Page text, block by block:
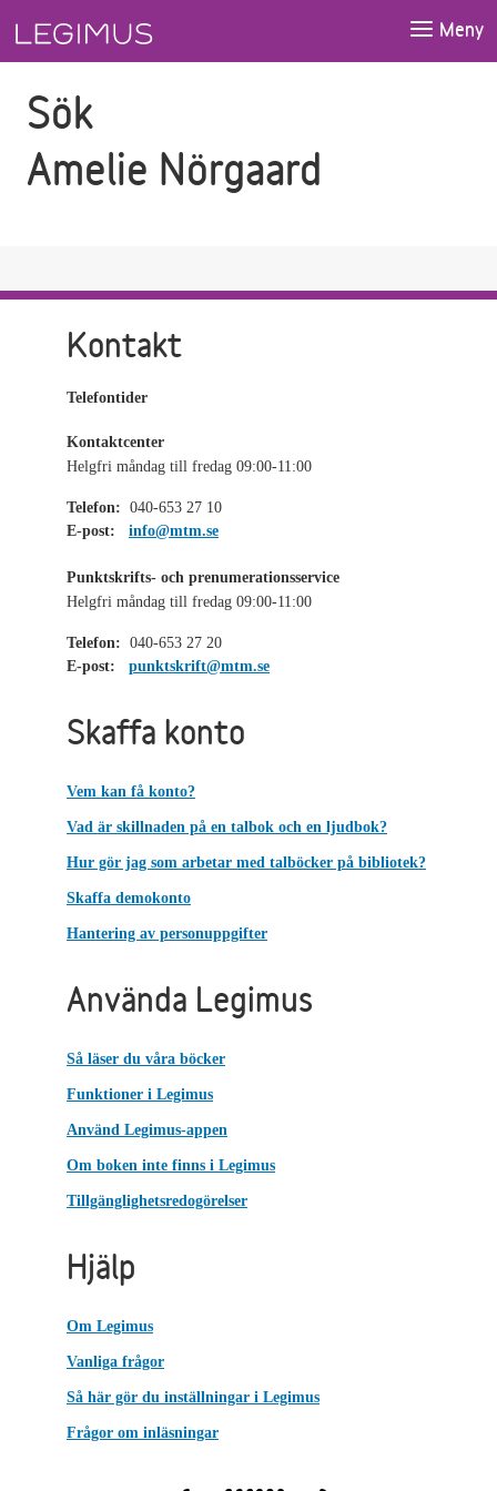
Meny
Sök
Amelie Nörgaard
Kontakt
Telefontider
Kontaktcenter
Helgfri måndag till fredag 09:00-11:00
Telefon: 040-653 27 10
E-post:
info@mtm.se
Punktskrifts- och prenumerationsservice
Helgfri måndag till fredag 09:00-11:00
Telefon: 040-653 27 20
E-post:
punktskrift@mtm.se
Skaffa konto
Vem kan få konto?
Vad är skillnaden på en talbok och en ljudbok?
Hur gör jag som arbetar med talböcker på bibliotek?
Skaffa demokonto
Hantering av personuppgifter
Använda Legimus
Så läser du våra böcker
Funktioner i Legimus
Använd Legimus-appen
Om boken inte finns i Legimus
Tillgänglighetsredogörelser
Hjälp
Om Legimus
Vanliga frågor
Så här gör du inställningar i Legimus
Frågor om inläsningar